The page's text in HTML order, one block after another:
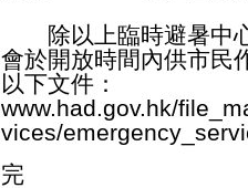
除以上臨時避暑中心
會於開放時間內供市民
以下文件：
www.had.gov.hk/
vices/
完